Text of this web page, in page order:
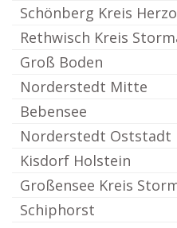
Schönberg Kreis
Rethwisch Kreis
Groß Boden
Norderstedt Mitte
Bebensee
Norderstedt Oststadt
Kisdorf Holstein
Großensee Kreis
Schiphorst